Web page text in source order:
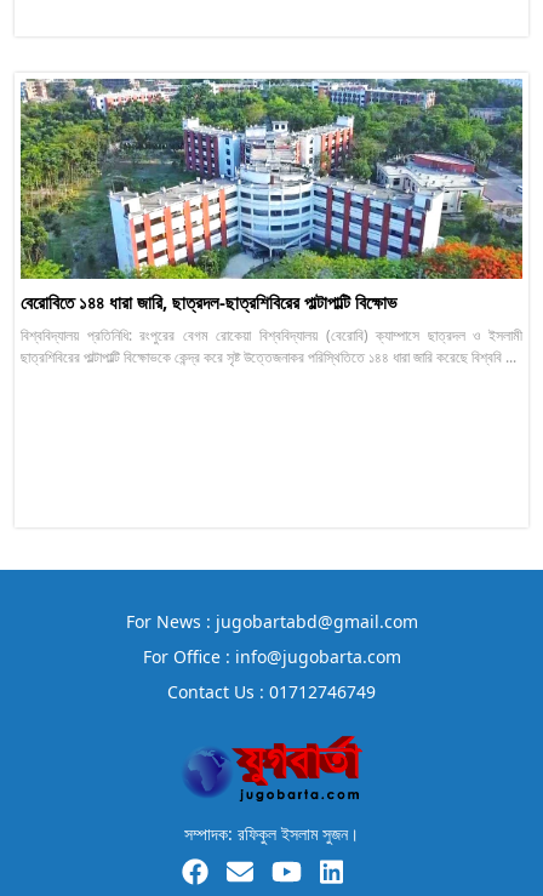
বেরোবিতে ১৪৪ ধারা জারি, ছাত্রদল-ছাত্রশিবিরের পাল্টাপাল্টি বিক্ষোভ
বিশ্ববিদ্যালয় প্রতিনিধি: রংপুরের বেগম রোকেয়া বিশ্ববিদ্যালয় (বেরোবি) ক্যাম্পাসে ছাত্রদল ও ইসলামী
ছাত্রশিবিরের পাল্টাপাল্টি বিক্ষোভকে কেন্দ্র করে সৃষ্ট উত্তেজনাকর পরিস্থিতিতে ১৪৪ ধারা জারি করেছে বিশ্ববি ...
For News : jugobartabd@gmail.com
For Office : info@jugobarta.com
Contact Us : 01712746749
সম্পাদক: রফিকুল ইসলাম সুজন।